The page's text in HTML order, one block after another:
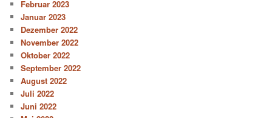
Februar 2023
Januar 2023
Dezember 2022
November 2022
Oktober 2022
September 2022
August 2022
Juli 2022
Juni 2022